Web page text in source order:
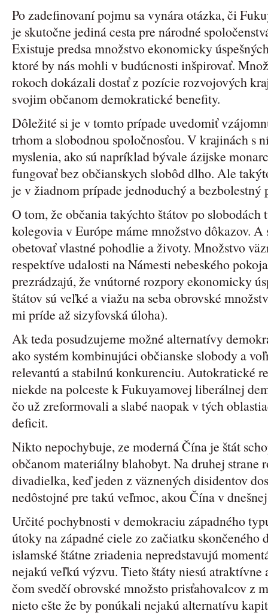
Po zadefinovaní pojmu sa vynára otázka, či
je skutočne jediná cesta pre národné
Existuje predsa množstvo ekonomicky
ktoré by nás mohli v budúcnosti inšpirovať.
rokoch dokázali dostať z pozície rozvojových
svojim občanom demokratické benefity.
Dôležité si je v tomto prípade uvedomiť
trhom a slobodnou spoločnosťou. V krajinách s
myslenia, ako sú napríklad bývale ázijske
fungovať bez občianskych slobôd dlho. Ale
je v žiadnom prípade jednoduchý a bezbolestný
O tom, že občania takýchto štátov po slobodách
kolegovia v Európe máme množstvo dôkazov.
obetovať vlastné pohodlie a životy. Množstvo
respektíve udalosti na Námesti nebeského
prezrádzajú, že vnútorné rozpory ekonomicky
štátov sú veľké a viažu na seba obrovské
mi príde až sizyfovská úloha).
Ak teda posudzujeme možné alternatívy
ako systém kombinujúci občianske slobody a
relevantú a stabilnú konkurenciu. Autokratické
niekde na polceste k Fukuyamovej liberálnej
čo už zreformovali a slabé naopak v tých
deficit.
Nikto nepochybuje, ze moderná Čína je štát
občanom materiálny blahobyt. Na druhej strane
divadielka, keď jeden z väznených disidentov
nedôstojné pre takú veľmoc, akou Čína v
Určité pochybnosti v demokraciu západného
útoky na západné ciele zo začiatku skončeného
islamské štátne zriadenia nepredstavujú
nejakú veľkú výzvu. Tieto štáty niesú atraktívne
čom svedčí obrovské množsto prisťahovalcov z
nieto ešte že by ponúkali nejakú alternatívu